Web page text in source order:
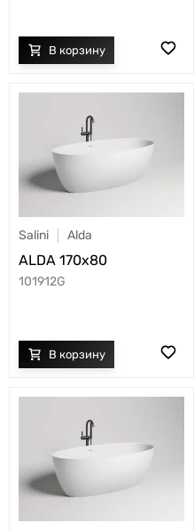
Salini Alda
ALDA 170x80
101912G